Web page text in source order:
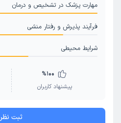
مهارت پزشک در تشخیص و درمان
فرآیند پذیرش و رفتار منشی
شرایط محیطی
%100
پیشنهاد کاربران
ثبت نظر